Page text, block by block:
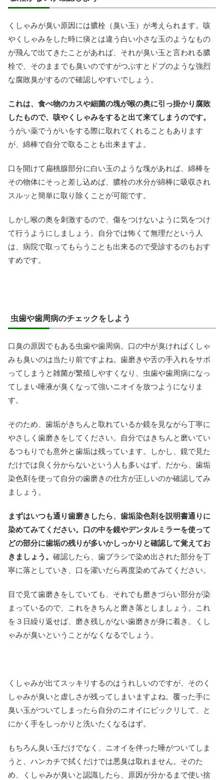
くしゃみが臭い原因には膿栓（臭い玉）が考えられます。咳
やくしゃみをした時に痰とは違う白い小さな玉のようなもの
が飛んで出てきたことがあれば、それが臭い玉と言われる膿
栓で、そのままでも臭いのですがつぶすとドブのような強烈
な腐敗臭がするので確認しやすいでしょう。
これは、食べ物のカスや細菌の塊が喉の奥に引っ掛かり腐敗
したもので、咳やくしゃみをすると出て来てしまうのです。
うがい薬でうがいをする際に取れてくれることもあります
が、綿棒で自分で取ることも出来ますよ。
口を開けて扁桃腺部分に白い玉のような塊があれば、綿棒を
その物体にそっと差し込めば、膿栓の水分が綿棒に吸収され
スルッと簡単に取り除くことが可能です。
しかし喉の奥を刺激するので、傷をつけないように気をつけ
て行うようにしましょう。自分では怖くて無理だという人
は、病院で取ってもらうことも出来るので受診するのもおす
すめです。
虫歯や歯周病のチェックをしよう
口臭の原因でもある虫歯や歯周病。口の中が臭ければくしゃ
みも臭いのは当たり前ですよね。歯磨きや舌の手入れをサボ
ってしまうと雑菌が繁殖しやすくなり、虫歯や歯周病になっ
てしまい唾液が臭くなって強いニオイを放つようになりま
す。
そのため、歯垢がきちんと取れているか鏡を見ながら丁寧に
やさしく歯磨きをしてください。自分ではきちんと磨いてい
るつもりでも意外と歯垢は残っています。しかし、鏡で見た
だけでは良く分からないという人も多いはず。だから、歯垢
染色剤を使って自分の歯磨きの仕方が正しいのか確認してみ
ましょう。
まずはいつも通り歯磨きしたら、歯垢染色剤を説明書通りに
染めてみてください。口の中を鏡やデンタルミラーを使って
どの部分に歯垢の残りが多いかしっかりと確認して覚えてお
きましょう。 確認したら、歯ブラシで染め出された部分を丁
寧に落としていき、口を濯いだら再度染めてみてください。
目で見て歯磨きをしていても、それでも磨きづらい部分が染
まっているので、これをきちんと磨き落としましょう。これ
を３日繰り返せば、磨き残しがない歯磨きが身に着き、くし
ゃみが臭いということがなくなるでしょう。
くしゃみが出てスッキリするのはうれしいのですが、そのく
しゃみが臭いと虚しさが残ってしまいますよね。覆った手に
臭い玉がついてしまったら自分のニオイにビックリして、と
にかく手をしっかりと洗いたくなるはず。
もちろん臭い玉だけでなく、ニオイを伴った唾がついてしま
うと、ハンカチで拭くだけでは悪臭は取れません。そのた
め、くしゃみが臭いと認識したら、原因が分かるまで使い捨